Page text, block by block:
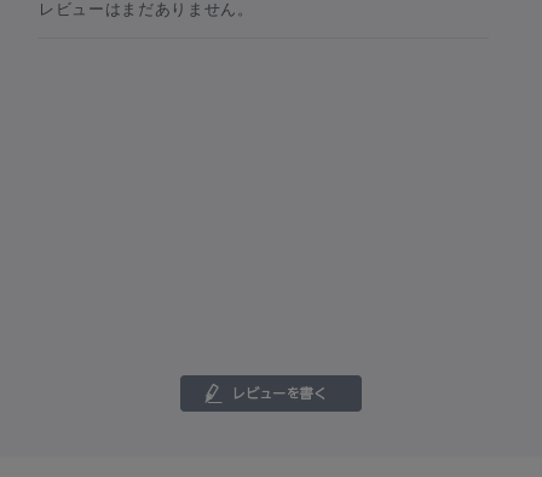
レビューはまだありません。